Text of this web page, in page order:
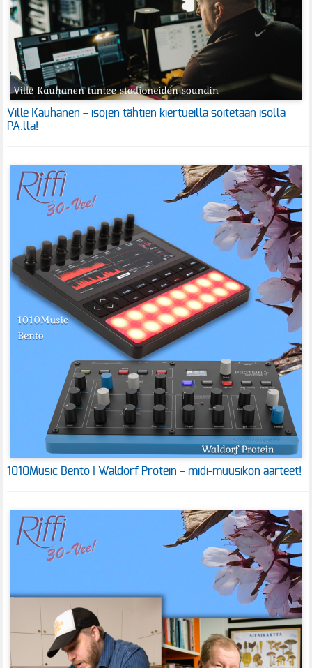
Ville Kauhanen – isojen tähtien kiertueilla soitetaan isolla
PA:lla!
1010Music Bento | Waldorf Protein – midi-muusikon aarteet!